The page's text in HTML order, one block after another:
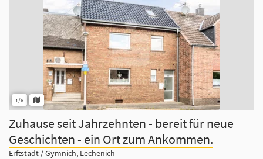
1/6
Zuhause seit Jahrzehnten - bereit für neue
Geschichten - ein Ort zum Ankommen.
Erftstadt / Gymnich, Lechenich